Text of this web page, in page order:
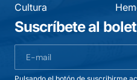
Cultura
Suscríbete al